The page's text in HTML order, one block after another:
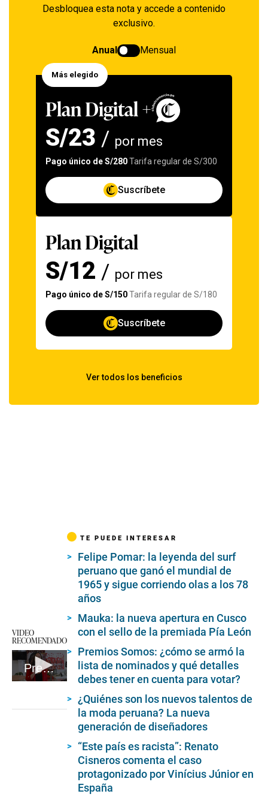
VIDEO
RECOMENDADO
Premios Somos: ya puedes votar por tus favoritos en el ranking gastronómico donde el público elige
TE PUEDE INTERESAR
Felipe Pomar: la leyenda del surf
peruano que ganó el mundial de
1965 y sigue corriendo olas a los 78
años
Mauka: la nueva apertura en Cusco
con el sello de la premiada Pía León
Premios Somos: ¿cómo se armó la
lista de nominados y qué detalles
debes tener en cuenta para votar?
¿Quiénes son los nuevos talentos de
la moda peruana? La nueva
generación de diseñadores
“Este país es racista”: Renato
Cisneros comenta el caso
protagonizado por Vinícius Júnior en
España